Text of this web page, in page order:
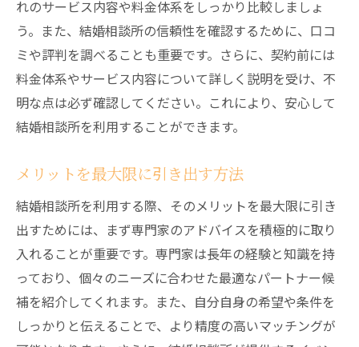
れのサービス内容や料金体系をしっかり比較しましょ
う。また、結婚相談所の信頼性を確認するために、口コ
ミや評判を調べることも重要です。さらに、契約前には
料金体系やサービス内容について詳しく説明を受け、不
明な点は必ず確認してください。これにより、安心して
結婚相談所を利用することができます。
メリットを最大限に引き出す方法
結婚相談所を利用する際、そのメリットを最大限に引き
出すためには、まず専門家のアドバイスを積極的に取り
入れることが重要です。専門家は長年の経験と知識を持
っており、個々のニーズに合わせた最適なパートナー候
補を紹介してくれます。また、自分自身の希望や条件を
しっかりと伝えることで、より精度の高いマッチングが